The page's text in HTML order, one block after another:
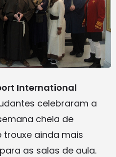
International
celebraram a
cheia de
ainda mais
as salas de aula.